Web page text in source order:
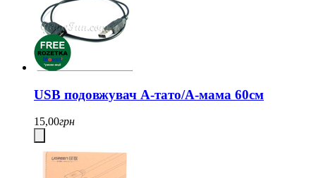
USB подовжувач A-тато/А-мама 60см
15,00грн